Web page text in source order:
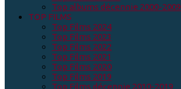
Top albums décennie 2000-2009
TOP FILMS
Top Films 2024
Top Films 2023
Top Films 2022
Top Films 2021
Top Films 2020
Top Films 2019
Top Films décennie 2010-2019